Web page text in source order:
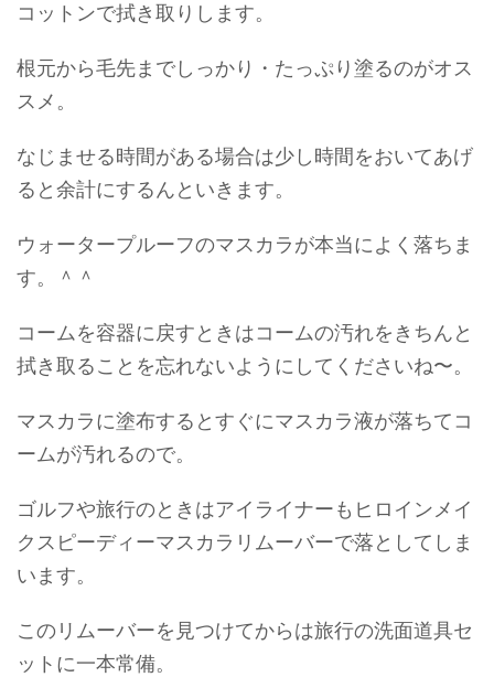
コットンで拭き取りします。
根元から毛先までしっかり・たっぷり塗るのがオス
スメ。
なじませる時間がある場合は少し時間をおいてあげ
ると余計にするんといきます。
ウォータープルーフのマスカラが本当によく落ちま
す。＾＾
コームを容器に戻すときはコームの汚れをきちんと
拭き取ることを忘れないようにしてくださいね〜。
マスカラに塗布するとすぐにマスカラ液が落ちてコ
ームが汚れるので。
ゴルフや旅行のときはアイライナーもヒロインメイ
クスピーディーマスカラリムーバーで落としてしま
います。
このリムーバーを見つけてからは旅行の洗面道具セ
ットに一本常備。